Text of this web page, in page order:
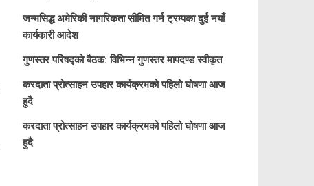
जन्मसिद्ध अमेरिकी नागरिकता सीमित गर्न ट्रम्पका दुई नयाँ
कार्यकारी आदेश
गुणस्तर परिषद्को बैठक: विभिन्न गुणस्तर मापदण्ड स्वीकृत
करदाता प्रोत्साहन उपहार कार्यक्रमको पहिलो घोषणा आज
हुदै
करदाता प्रोत्साहन उपहार कार्यक्रमको पहिलो घोषणा आज
हुदै